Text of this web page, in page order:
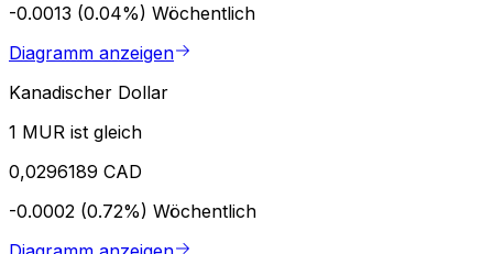
-0.0013 (0.04%) Wöchentlich
Diagramm anzeigen
Kanadischer Dollar
1 MUR ist gleich
0,0296189 CAD
-0.0002 (0.72%) Wöchentlich